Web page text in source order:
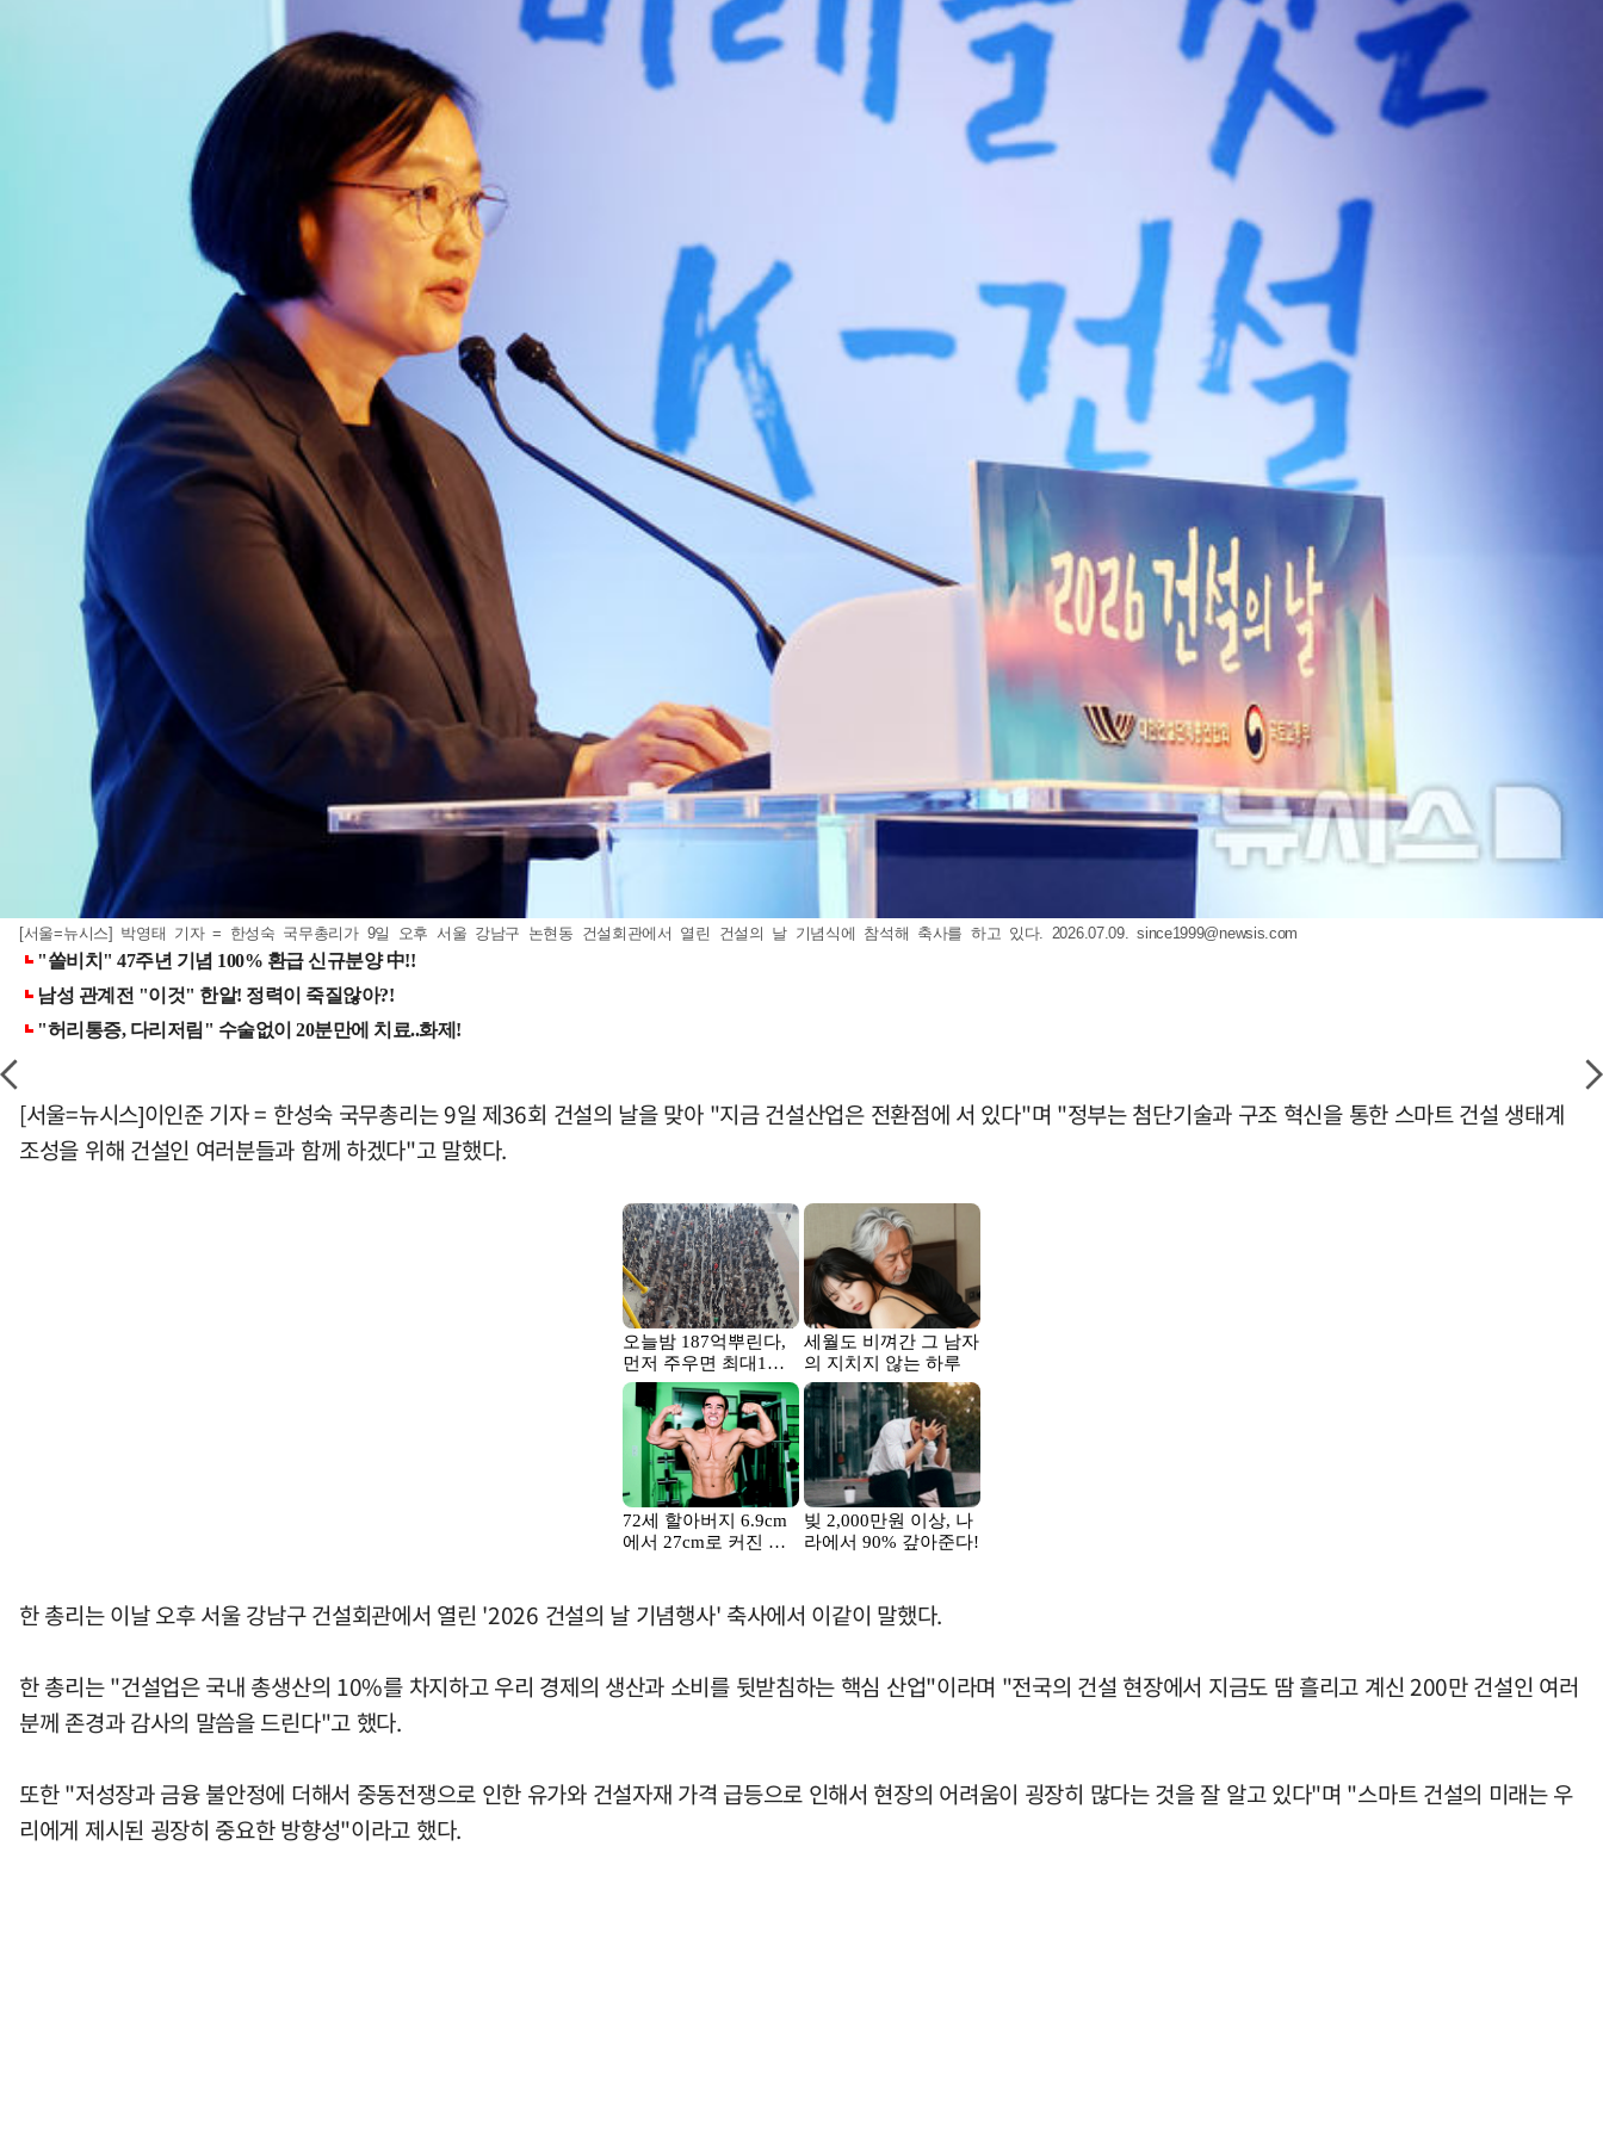
[서울=뉴시스] 박영태 기자 = 한성숙 국무총리가 9일 오후 서울 강남구 논현동 건설회관에서 열린 건설의 날 기념식에 참석해 축사를 하고 있다. 2026.07.09.since1999@newsis.com
[서울=뉴시스]이인준 기자 = 한성숙 국무총리는 9일 제36회 건설의 날을 맞아 "지금 건설산업은 전환점에 서 있다"며 "정부는 첨단기술과 구조 혁신을 통한 스마트 건설 생태계
조성을 위해 건설인 여러분들과 함께 하겠다"고 말했다.
한 총리는 이날 오후 서울 강남구 건설회관에서 열린 '2026 건설의 날 기념행사' 축사에서 이같이 말했다.
한 총리는 "건설업은 국내 총생산의 10%를 차지하고 우리 경제의 생산과 소비를 뒷받침하는 핵심 산업"이라며 "전국의 건설 현장에서 지금도 땀 흘리고 계신 200만 건설인 여러
분께 존경과 감사의 말씀을 드린다"고 했다.
또한 "저성장과 금융 불안정에 더해서 중동전쟁으로 인한 유가와 건설자재 가격 급등으로 인해서 현장의 어려움이 굉장히 많다는 것을 잘 알고 있다"며 "스마트 건설의 미래는 우
리에게 제시된 굉장히 중요한 방향성"이라고 했다.